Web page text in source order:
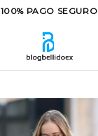
100% PAGO SEGURO